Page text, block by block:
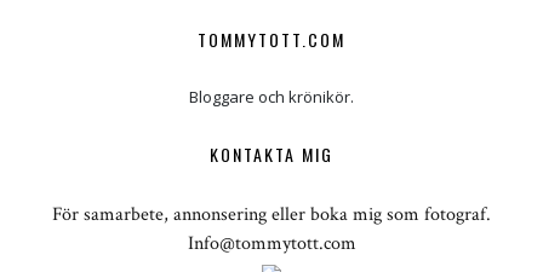
TOMMYTOTT.COM
Bloggare och krönikör.
KONTAKTA MIG
För samarbete, annonsering eller boka mig som fotograf.
Info@tommytott.com